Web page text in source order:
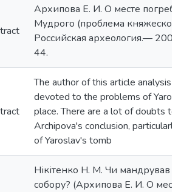
Архипова E. И. О месте
Мудрого (проблема
Российская археология.—
44.
The author of this article analysis
devoted to the problems of
place. There are a lot of doubts to
Archipova's conclusion,
of Yaroslav's tomb
Нікітенко Н. М. Чи мандрував
собору? (Архипова Е. И. О